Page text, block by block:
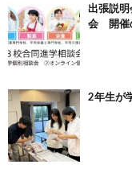
出張説
会 開催
2年生が